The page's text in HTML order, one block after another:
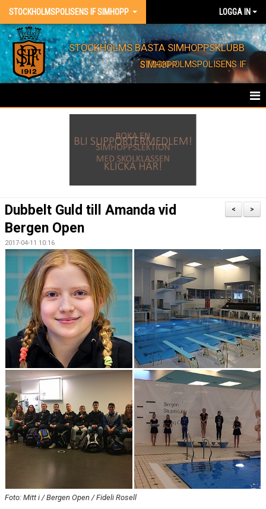
STOCKHOLMSPOLISENS IF SIMHOPP LOGGA IN
STOCKHOLMS BÄSTA SIMHOPPSKLUBB
STOCKHOLMSPOLISENS IF SIMHOPP
BARNKALAS
FÖRENINGSKLÄDER
PRIVATLEKTION
SKOLOR/FÖRENINGAR
PRESENTKORT
>
<
Dubbelt Guld till Amanda vid
Bergen Open
2017-04-11 10:16
Foto: Mitt i / Bergen Open / Fideli Rosell